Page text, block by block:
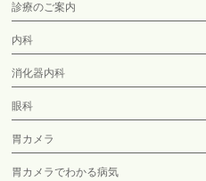
診療のご案内
内科
消化器内科
眼科
胃カメラ
胃カメラでわかる病気